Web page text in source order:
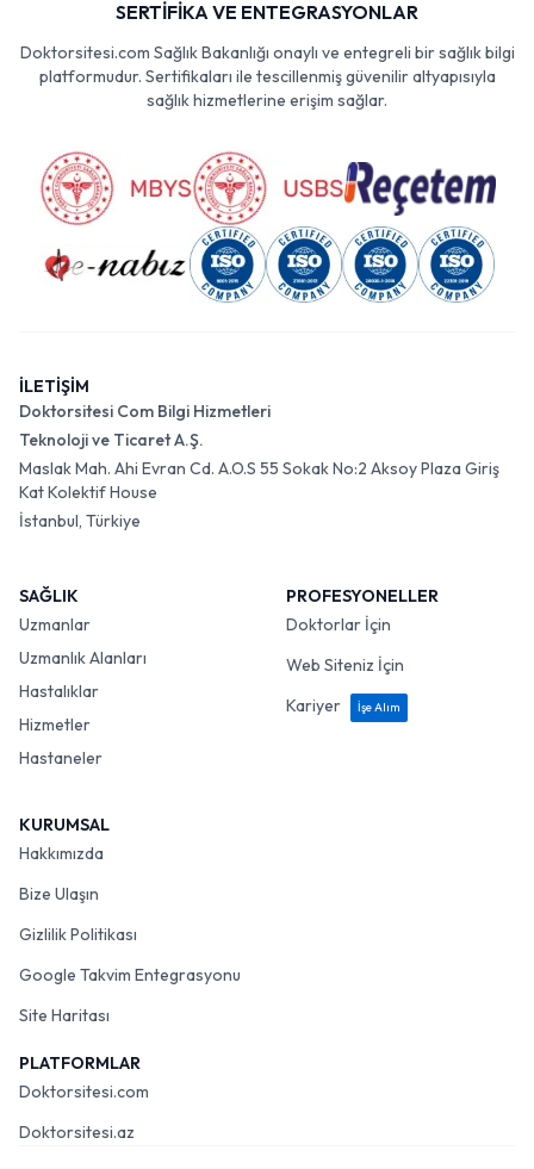
SERTİFİKA VE ENTEGRASYONLAR
Doktorsitesi.com Sağlık Bakanlığı onaylı ve entegreli bir sağlık bilgi
platformudur. Sertifikaları ile tescillenmiş güvenilir altyapısıyla
sağlık hizmetlerine erişim sağlar.
İLETİŞİM
Doktorsitesi Com Bilgi Hizmetleri
Teknoloji ve Ticaret A.Ş.
Maslak Mah. Ahi Evran Cd. A.O.S 55 Sokak No:2 Aksoy Plaza Giriş
Kat Kolektif House
İstanbul, Türkiye
SAĞLIK
Uzmanlar
Uzmanlık Alanları
Hastalıklar
Hizmetler
Hastaneler
PROFESYONELLER
Doktorlar İçin
Web Siteniz İçin
Kariyer
İşe Alım
KURUMSAL
Hakkımızda
Bize Ulaşın
Gizlilik Politikası
Google Takvim Entegrasyonu
Site Haritası
PLATFORMLAR
Doktorsitesi.com
Doktorsitesi.az